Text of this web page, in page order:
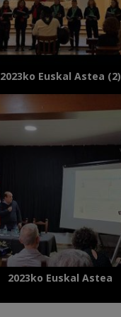
2023ko Euskal Astea (2)
2023ko Euskal Astea